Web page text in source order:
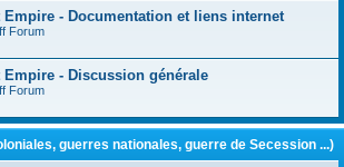
Empire - Documentation et liens internet
Forum
Empire - Discussion générale
Forum
guerres nationales, guerre de Secession ...)